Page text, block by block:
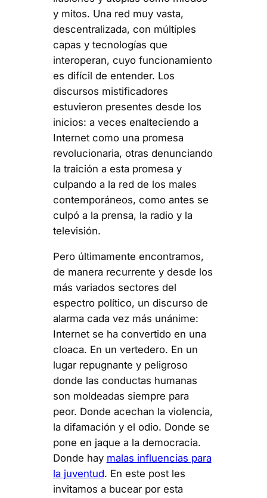
y mitos. Una red muy vasta,
descentralizada, con múltiples
capas y tecnologías que
interoperan, cuyo funcionamiento
es difícil de entender. Los
discursos mistificadores
estuvieron presentes desde los
inicios: a veces enalteciendo a
Internet como una promesa
revolucionaria, otras denunciando
la traición a esta promesa y
culpando a la red de los males
contemporáneos, como antes se
culpó a la prensa, la radio y la
televisión.
Pero últimamente encontramos,
de manera recurrente y desde los
más variados sectores del
espectro político, un discurso de
alarma cada vez más unánime:
Internet se ha convertido en una
cloaca. En un vertedero. En un
lugar repugnante y peligroso
donde las conductas humanas
son moldeadas siempre para
peor. Donde acechan la violencia,
la difamación y el odio. Donde se
pone en jaque a la democracia.
Donde hay malas influencias para
la juventud. En este post les
invitamos a bucear por esta